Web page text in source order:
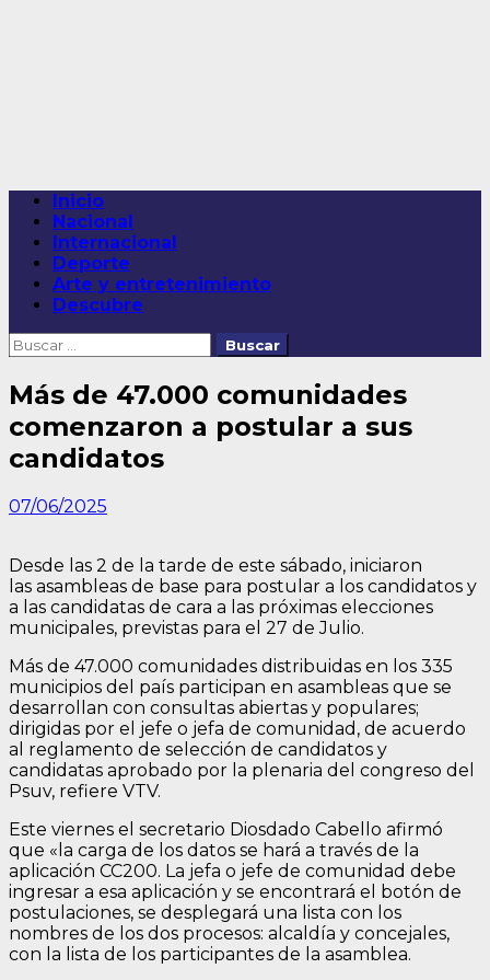
Menú
principal
Inicio
Nacional
Internacional
Deporte
Arte y entretenimiento
Descubre
Buscar:
Más de 47.000 comunidades
comenzaron a postular a sus
candidatos
07/06/2025
Desde las 2 de la tarde de este sábado, iniciaron
las asambleas de base para postular a los candidatos y
a las candidatas de cara a las próximas elecciones
municipales, previstas para el 27 de Julio.
Más de 47.000 comunidades distribuidas en los 335
municipios del país participan en asambleas que se
desarrollan con consultas abiertas y populares;
dirigidas por el jefe o jefa de comunidad, de acuerdo
al reglamento de selección de candidatos y
candidatas aprobado por la plenaria del congreso del
Psuv, refiere VTV.
Este viernes el secretario Diosdado Cabello afirmó
que «la carga de los datos se hará a través de la
aplicación CC200. La jefa o jefe de comunidad debe
ingresar a esa aplicación y se encontrará el botón de
postulaciones, se desplegará una lista con los
nombres de los dos procesos: alcaldía y concejales,
con la lista de los participantes de la asamblea.